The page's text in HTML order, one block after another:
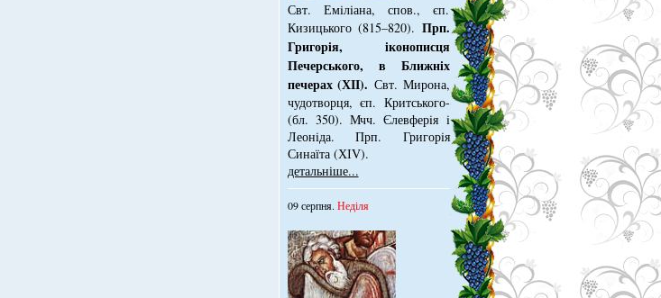
Свт. Емiлiана, спов., єп.
Кизицького (815–820). Прп.
Григорiя, iконописця
Печер­ського, в Ближнiх
печерах (ХІІ). Свт. Мирона,
чудотворця, єп. Критського­
(бл. 350). Мчч. Єлев­ферiя i
Леонiда. Прп. Григорiя
Синаїта (ХІV).
детальніше...
09 серпня. Неділя